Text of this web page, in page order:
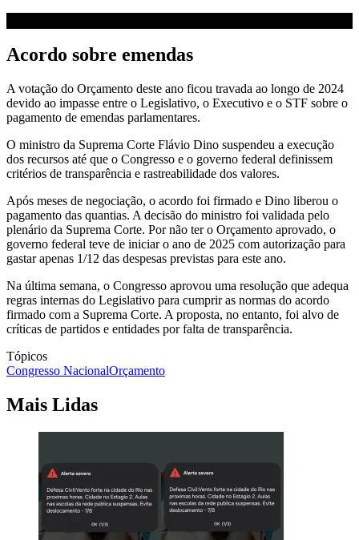
Acordo sobre emendas
A votação do Orçamento deste ano ficou travada ao longo de 2024
devido ao impasse entre o Legislativo, o Executivo e o STF sobre o
pagamento de emendas parlamentares.
O ministro da Suprema Corte Flávio Dino suspendeu a execução
dos recursos até que o Congresso e o governo federal definissem
critérios de transparência e rastreabilidade dos valores.
Após meses de negociação, o acordo foi firmado e Dino liberou o
pagamento das quantias. A decisão do ministro foi validada pelo
plenário da Suprema Corte. Por não ter o Orçamento aprovado, o
governo federal teve de iniciar o ano de 2025 com autorização para
gastar apenas 1/12 das despesas previstas para este ano.
Na última semana, o Congresso aprovou uma resolução que adequa
regras internas do Legislativo para cumprir as normas do acordo
firmado com a Suprema Corte. A proposta, no entanto, foi alvo de
críticas de partidos e entidades por falta de transparência.
Tópicos
Congresso NacionalOrçamento
Mais Lidas